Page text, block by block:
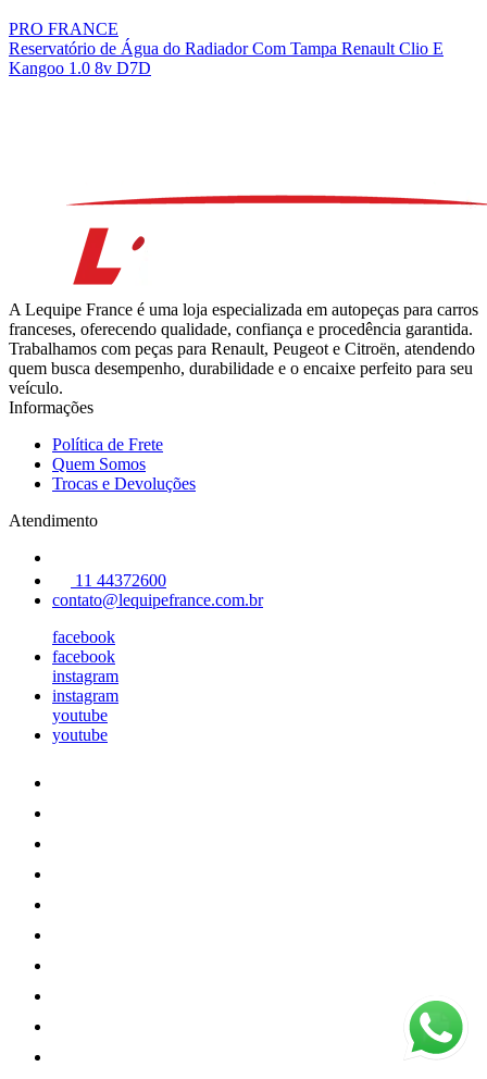
PRO FRANCE
Reservatório de Água do Radiador Com Tampa Renault Clio E
Kangoo 1.0 8v D7D
A Lequipe France é uma loja especializada em autopeças para carros
franceses, oferecendo qualidade, confiança e procedência garantida.
Trabalhamos com peças para Renault, Peugeot e Citroën, atendendo
quem busca desempenho, durabilidade e o encaixe perfeito para seu
veículo.
Informações
Política de Frete
Quem Somos
Trocas e Devoluções
Atendimento
11 44372600
contato@lequipefrance.com.br
facebook
facebook
instagram
instagram
youtube
youtube